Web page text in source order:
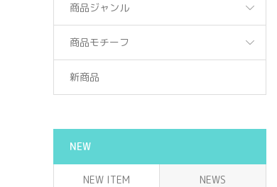
商品ジャンル
商品モチーフ
新商品
NEW
NEW ITEM NEWS